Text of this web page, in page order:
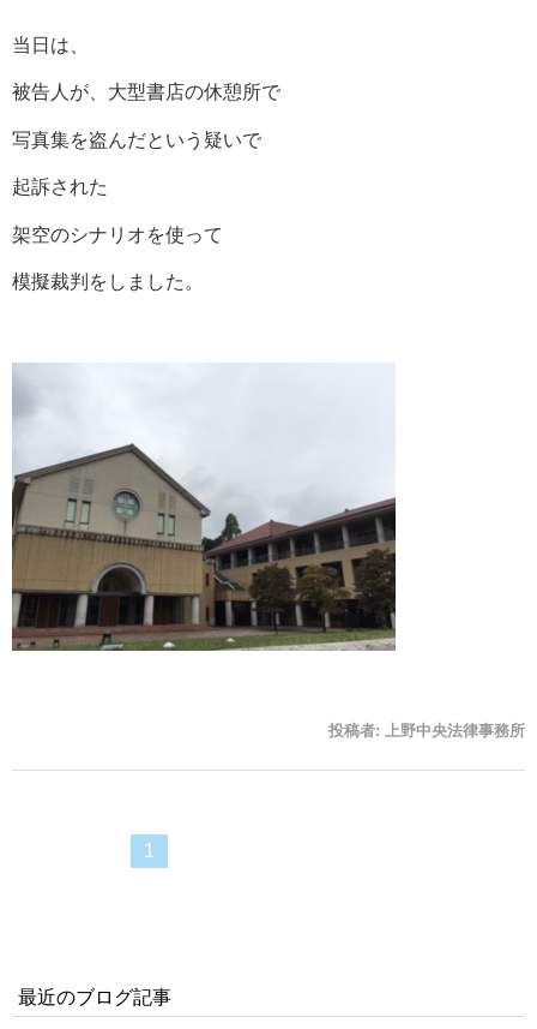
当日は、
被告人が、大型書店の休憩所で
写真集を盗んだという疑いで
起訴された
架空のシナリオを使って
模擬裁判をしました。
投稿者: 上野中央法律事務所
1
最近のブログ記事